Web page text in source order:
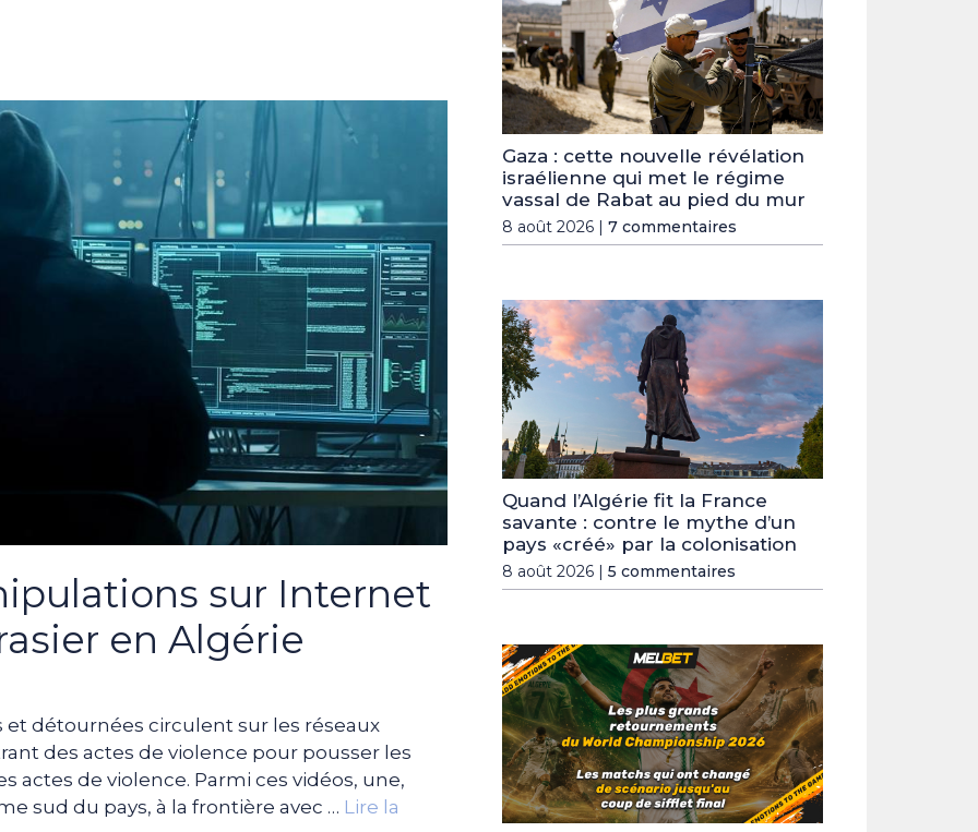
sur Internet
en Algérie
et détournées circulent sur les réseaux
des actes de violence pour pousser les
actes de violence. Parmi ces vidéos, une,
sud du pays, à la frontière avec … Lire la
Gaza : cette nouvelle révélation
israélienne qui met le régime
vassal de Rabat au pied du mur
8 août 2026 | 7 commentaires
Quand l’Algérie fit la France
savante : contre le mythe d’un
pays «créé» par la colonisation
8 août 2026 | 5 commentaires